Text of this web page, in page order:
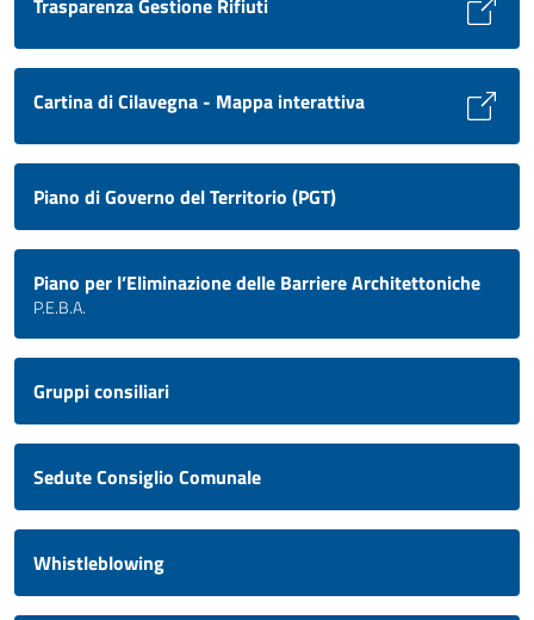
Trasparenza Gestione Rifiuti
Cartina di Cilavegna - Mappa interattiva
Piano di Governo del Territorio (PGT)
Piano per l’Eliminazione delle Barriere Architettoniche
P.E.B.A.
Gruppi consiliari
Sedute Consiglio Comunale
Whistleblowing